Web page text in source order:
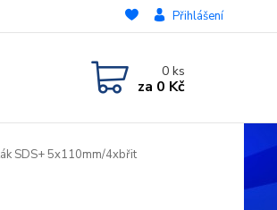
Přihlášení
0ks
za 0 Kč
SDS+ 5x110mm/4xbřit